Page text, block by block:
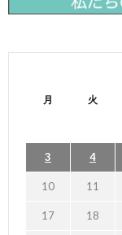
月 火
3 4
10 11
17 18